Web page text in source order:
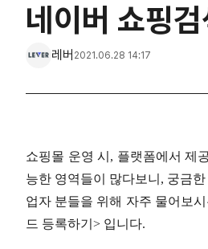
네이버 쇼핑
레버 2021.06.28 14:17
쇼핑몰 운영 시, 플랫폼에서 제
능한 영역들이 많다보니, 궁금
업자 분들을 위해 자주 물어보
드 등록하기> 입니다.